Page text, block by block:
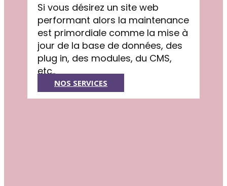
Si vous désirez un site web
performant alors la maintenance
est primordiale comme la mise à
jour de la base de données, des
plug in, des modules, du CMS,
etc..
NOS SERVICES